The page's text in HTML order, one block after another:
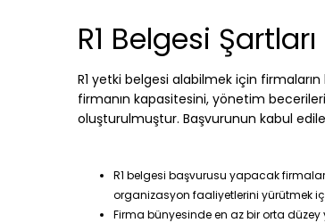
R1 Belgesi
R1 yetki belgesi alabilmek için
firmanın kapasitesini, yönetim
oluşturulmuştur. Başvurunun kabul
R1 belgesi başvurusu yapacak
organizasyon faaliyetlerini yürütmek
Firma bünyesinde en az bir orta düzey